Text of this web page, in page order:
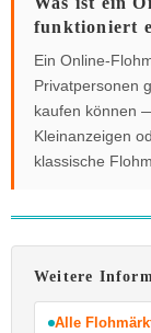
funktioniert
Ein Online-
Privatpersonen
kaufen können
Kleinanzeigen
klassische
Weitere
Alle